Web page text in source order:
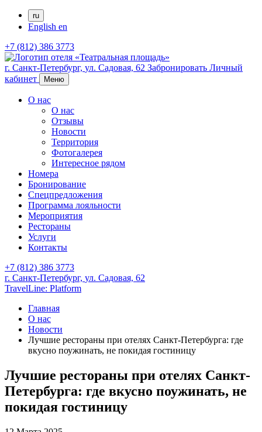
ru
English en
+7 (812) 386 3773
г. Санкт-Петербург, ул. Садовая, 62 Забронировать Личный
кабинет
Меню
О нас
О нас
Отзывы
Новости
Территория
Фотогалерея
Интересное рядом
Номера
Бронирование
Спецпредложения
Программа лояльности
Мероприятия
Рестораны
Услуги
Контакты
+7 (812) 386 3773
г. Санкт-Петербург, ул. Садовая, 62
TravelLine: Platform
Главная
О нас
Новости
Лучшие рестораны при отелях Санкт-Петербурга: где
вкусно поужинать, не покидая гостиницу
Лучшие рестораны при отелях Санкт-
Петербурга: где вкусно поужинать, не
покидая гостиницу